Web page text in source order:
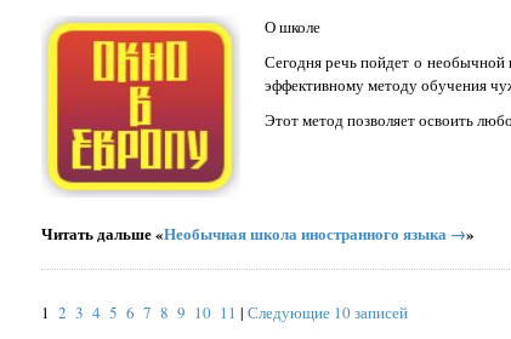
О школе
Сегодня речь пойдет о необычной
эффективному методу обучения
Этот метод позволяет освоить
Читать дальше «Необычная школа иностранного языка →»
1 2 3 4 5 6 7 8 9 10 11 | Следующие 10 записей